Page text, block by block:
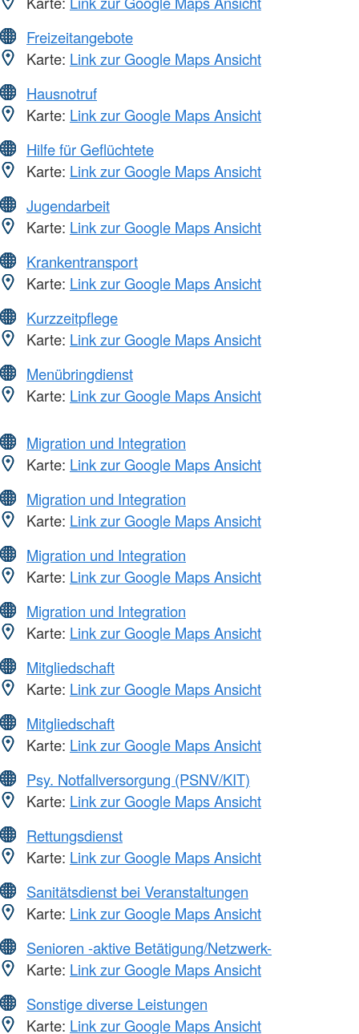
Freizeitangebote
Karte: Link zur Google Maps Ansicht
Hausnotruf
Karte: Link zur Google Maps Ansicht
Hilfe für Geflüchtete
Karte: Link zur Google Maps Ansicht
Jugendarbeit
Karte: Link zur Google Maps Ansicht
Krankentransport
Karte: Link zur Google Maps Ansicht
Kurzzeitpflege
Karte: Link zur Google Maps Ansicht
Menübringdienst
Karte: Link zur Google Maps Ansicht
Migration und Integration
Karte: Link zur Google Maps Ansicht
Migration und Integration
Karte: Link zur Google Maps Ansicht
Migration und Integration
Karte: Link zur Google Maps Ansicht
Migration und Integration
Karte: Link zur Google Maps Ansicht
Mitgliedschaft
Karte: Link zur Google Maps Ansicht
Mitgliedschaft
Karte: Link zur Google Maps Ansicht
Psy. Notfallversorgung (PSNV/KIT)
Karte: Link zur Google Maps Ansicht
Rettungsdienst
Karte: Link zur Google Maps Ansicht
Sanitätsdienst bei Veranstaltungen
Karte: Link zur Google Maps Ansicht
Senioren -aktive Betätigung/Netzwerk-
Karte: Link zur Google Maps Ansicht
Sonstige diverse Leistungen
Karte: Link zur Google Maps Ansicht